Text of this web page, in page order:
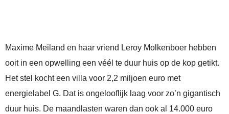
Maxime Meiland en haar vriend Leroy Molkenboer hebben
ooit in een opwelling een véél te duur huis op de kop getikt.
Het stel kocht een villa voor 2,2 miljoen euro met
energielabel G. Dat is ongelooflijk laag voor zo’n gigantisch
duur huis. De maandlasten waren dan ook al 14.000 euro